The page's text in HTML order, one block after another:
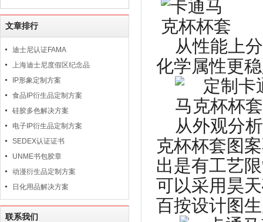
文章排行
迪士尼认证FAMA
上海迪士尼度假区纪念品
IP形象定制方案
食品IP衍生品定制方案
硅胶多色解决方案
电子IP衍生品定制方案
SEDEX认证证书
UNME书包胶章
动漫衍生品定制方案
日化用品解决方案
联系我们
从性能上
化学属性更
从外观分
克杯杯套图
出是有工艺
可以采用昊
百按设计图